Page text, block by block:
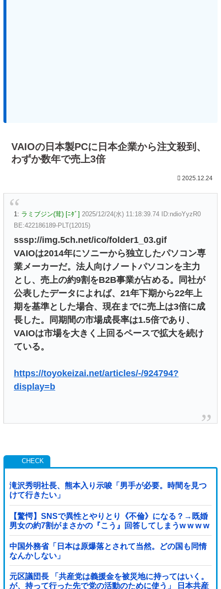
VAIOの日本製PCに日本企業から注文殺到、
わずか数年で売上3倍
2025.12.24
1: ラミブジン(茸) [ﾆﾀﾞ] 2025/12/24(水) 11:18:39.74 ID:ndioYyzR0
BE:422186189-PLT(12015)
sssp://img.5ch.net/ico/folder1_03.gif
VAIOは2014年にソニーから独立したパソコン専
業メーカーだ。法人向けノートパソコンを主力
とし、売上の約9割をB2B事業が占める。同社が
公表したデータによれば、21年下期から22年上
期を基準とした場合、現在までに売上は3倍に成
長した。同期間の市場成長率は1.5倍であり、
VAIOは市場を大きく上回るペースで拡大を続け
ている。
https://toyokeizai.net/articles/-/924794?
display=b
滝沢秀明社長、熊本入り示唆「男手が必要。時間を見つ
けて行きたい」
【驚愕】SNSで異性とやりとり《不倫》になる？→既婚
男女の約7割がまさかの『こう』回答してしまうw w w w
w w w w
中国外務省「日本は原爆落とされて当然。どの国も同情
なんかしない」
元区議団長 「共産党は義援金を被災地に持ってはいく。
が、持って行った先で党の活動のために使う」 日本共産